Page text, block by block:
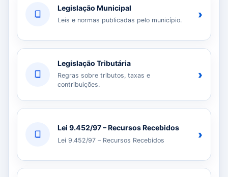
Legislação Municipal
Leis e normas publicadas pelo município. ›
Legislação Tributária
Regras sobre tributos, taxas e
contribuições.
›
Lei 9.452/97 – Recursos Recebidos
Lei 9.452/97 – Recursos Recebidos ›